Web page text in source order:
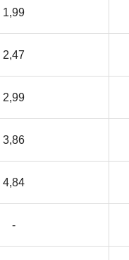
1,99
2,47
2,99
3,86
4,84
-